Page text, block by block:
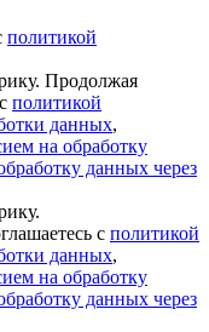
политикой
Продолжая
политикой
данных,
на обработку
данных через
с политикой
данных,
на обработку
данных через